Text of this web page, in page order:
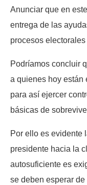
Anunciar que en
entrega de las
procesos
Podríamos concluir
a quienes hoy están
para así ejercer
básicas de
Por ello es evidente
presidente hacia la
autosuficiente es
se deben esperar